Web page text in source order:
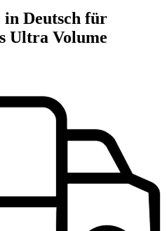
Deutsch für
Ultra Volume